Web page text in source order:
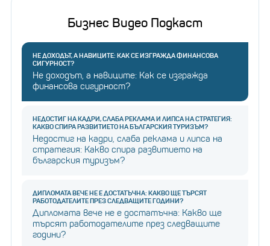
Бизнес Видео Подкаст
НЕ ДОХОДЪТ, А НАВИЦИТЕ: КАК СЕ ИЗГРАЖДА ФИНАНСОВА
СИГУРНОСТ?
Не доходът, а навиците: Как се изгражда
финансова сигурност?
НЕДОСТИГ НА КАДРИ, СЛАБА РЕКЛАМА И ЛИПСА НА СТРАТЕГИЯ:
КАКВО СПИРА РАЗВИТИЕТО НА БЪЛГАРСКИЯ ТУРИЗЪМ?
Недостиг на кадри, слаба реклама и липса на
стратегия: Какво спира развитието на
българския туризъм?
ДИПЛОМАТА ВЕЧЕ НЕ Е ДОСТАТЪЧНА: КАКВО ЩЕ ТЪРСЯТ
РАБОТОДАТЕЛИТЕ ПРЕЗ СЛЕДВАЩИТЕ ГОДИНИ?
Дипломата вече не е достатъчна: Какво ще
търсят работодателите през следващите
години?